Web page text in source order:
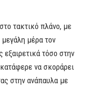
τακτικό πλάνο, με
μέρα τον
εξαιρετικά τόσο στην
να σκοράρει
στην ανάπαυλα με